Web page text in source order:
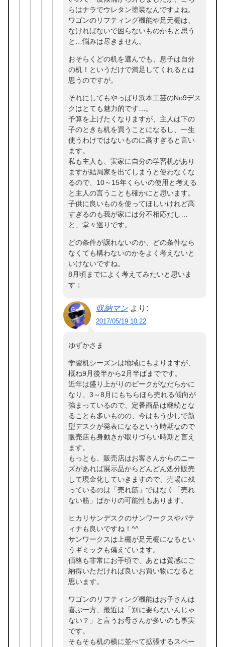
らはナラでウレタン塗装なんですよね。
ワゴンのリフティング機能や足元棚は、
なければないで困らないものかもと思う
と…悩みは尽きません。
おそらくどの机を選んでも、息子は自分
の机！というだけで満足してくれるとは
思うのですが。
それにしてもやっぱり浜本工芸のNo9デス
クはとても魅力的です…。
予算を上げたくなりますが、主人は下の
子のときも机を買うことになるし、一生
使うわけではないものに高すぎると言い
ます。
私も主人も、実家に自分の学習机があり
ますが結局家を出てしまうと使わなくな
るので、10～15年くらいの使用と考える
と主人の言うことも確かにと思います。
子供に良いものを使ってほしいけれど高
すぎるのも我が家には分不相応だし…
と、堂々巡りです。
どの条件が譲れないのか、どの条件なら
なくても構わないのかをよく考えないと
いけないですね。
8月頃までによく考えてみたいと思いま
す；
収納マン より:
2017/05/19 10:22
ゆずかさま
学習机シーズンは地域にもよりますが、
概ね9月後半から2月半ばまでです。
近年は盛り上がりのピークがなだらかに
なり、3～8月にもちらほら売れる傾向が
強まっているので、定番商品は継続とな
ることも多いものの、今はもう少しで新
型デスクが発表になるという時期なので
販売店も身動きが取りづらい時期と言え
ます。
もっとも、販売店はお客さんからのニー
ズがあれば展示品からどんどん処分販売
して現金化していきますので、売場に残
っているのは「売れ筋」ではなく「売れ
ない筋」ばかりの可能性もあります。
ヒカリサンデスクのサンワークスやパテ
ィナも良いですね！^^
サンワークスは上棚が足元棚になるとい
うギミックも備えています。
価格も非常にお手頃で、あとは質感にご
納得いただければ良いお買い物になると
思います。
ワゴンのリフティング機能はお子さんは
喜ぶ一方、最近は「別に要らないんじゃ
ない？」と言うお母さんが多いのも事実
です。
そもそも机の横に並べて拡張するスペー